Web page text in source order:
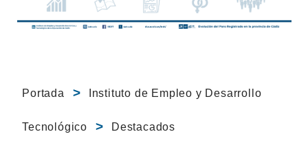
Portada Instituto de Empleo y Desarrollo
Tecnológico Destacados